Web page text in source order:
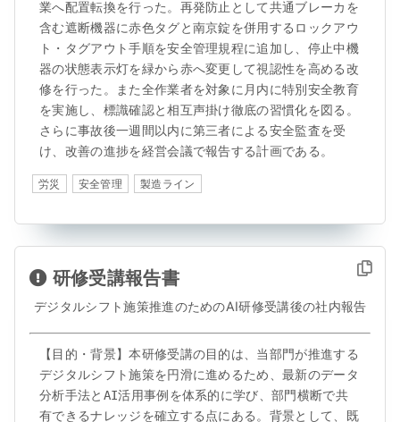
業へ配置転換を行った。再発防止として共通ブレーカを
含む遮断機器に赤色タグと南京錠を併用するロックアウ
ト・タグアウト手順を安全管理規程に追加し、停止中機
器の状態表示灯を緑から赤へ変更して視認性を高める改
修を行った。また全作業者を対象に月内に特別安全教育
を実施し、標識確認と相互声掛け徹底の習慣化を図る。
さらに事故後一週間以内に第三者による安全監査を受
け、改善の進捗を経営会議で報告する計画である。
労災 安全管理 製造ライン
研修受講報告書
デジタルシフト施策推進のためのAI研修受講後の社内報告
【目的・背景】本研修受講の目的は、当部門が推進する
デジタルシフト施策を円滑に進めるため、最新のデータ
分析手法とAI活用事例を体系的に学び、部門横断で共
有できるナレッジを確立する点にある。背景として、既